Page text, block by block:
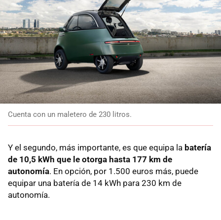
Cuenta con un maletero de 230 litros.
Y el segundo, más importante, es que equipa la batería
de 10,5 kWh que le otorga hasta 177 km de
autonomía. En opción, por 1.500 euros más, puede
equipar una batería de 14 kWh para 230 km de
autonomía.